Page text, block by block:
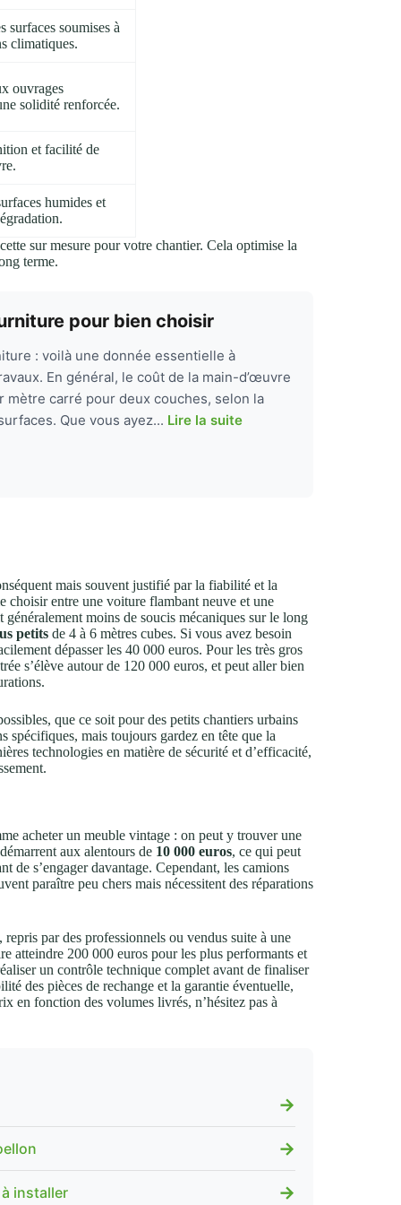
surfaces soumises à
climatiques.
ouvrages
solidité renforcée.
et facilité de
humides et
sur mesure pour votre chantier. Cela optimise la
terme.
pour bien choisir
: voilà une donnée essentielle à
En général, le coût de la main-d’œuvre
mètre carré pour deux couches, selon la
Que vous ayez... Lire la suite
mais souvent justifié par la fiabilité et la
choisir entre une voiture flambant neuve et une
moins de soucis mécaniques sur le long
petits de 4 à 6 mètres cubes. Si vous avez besoin
dépasser les 40 000 euros. Pour les très gros
s’élève autour de 120 000 euros, et peut aller bien
que ce soit pour des petits chantiers urbains
spécifiques, mais toujours gardez en tête que la
technologies en matière de sécurité et d’efficacité,
acheter un meuble vintage : on peut y trouver une
aux alentours de 10 000 euros, ce qui peut
de s’engager davantage. Cependant, les camions
paraître peu chers mais nécessitent des réparations
par des professionnels ou vendus suite à une
atteindre 200 000 euros pour les plus performants et
un contrôle technique complet avant de finaliser
des pièces de rechange et la garantie éventuelle,
en fonction des volumes livrés, n’hésitez pas à
→
→
installer →